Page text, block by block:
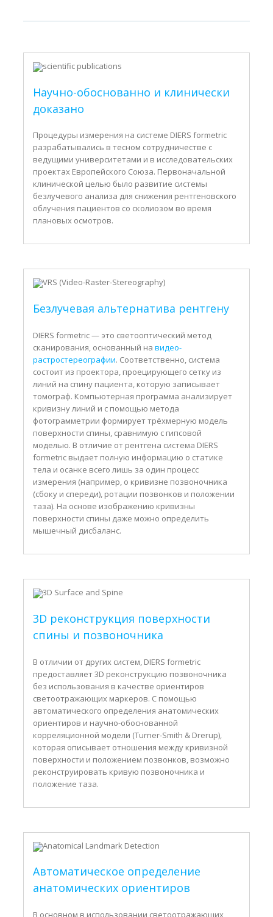
Научно-обоснованно и клинически
доказано
Процедуры измерения на системе DIERS formetric
разрабатывались в тесном сотрудничестве с
ведущими университетами и в исследовательских
проектах Европейского Союза. Первоначальной
клинической целью было развитие системы
безлучевого анализа для снижения рентгеновского
облучения пациентов со сколиозом во время
плановых осмотров.
Безлучевая альтернатива рентгену
DIERS formetric — это светооптический метод
сканирования, основанный на видео-
растростереографии. Соответственно, система
состоит из проектора, проецирующего сетку из
линий на спину пациента, которую записывает
томограф. Компьютерная программа анализирует
кривизну линий и с помощью метода
фотограмметрии формирует трёхмерную модель
поверхности спины, сравнимую с гипсовой
моделью. В отличие от рентгена система DIERS
formetric выдает полную информацию о статике
тела и осанке всего лишь за один процесс
измерения (например, о кривизне позвоночника
(сбоку и спереди), ротации позвонков и положении
таза). На основе изображению кривизны
поверхности спины даже можно определить
мышечный дисбаланс.
3D реконструкция поверхности
спины и позвоночника
В отличии от других систем, DIERS formetric
предоставляет 3D реконструкцию позвоночника
без использования в качестве ориентиров
светоотражающих маркеров. С помощью
автоматического определения анатомических
ориентиров и научно-обоснованной
корреляционной модели (Turner-Smith & Drerup),
которая описывает отношения между кривизной
поверхности и положением позвонков, возможно
реконструировать кривую позвоночника и
положение таза.
Автоматическое определение
анатомических ориентиров
В основном в использовании светоотражающих